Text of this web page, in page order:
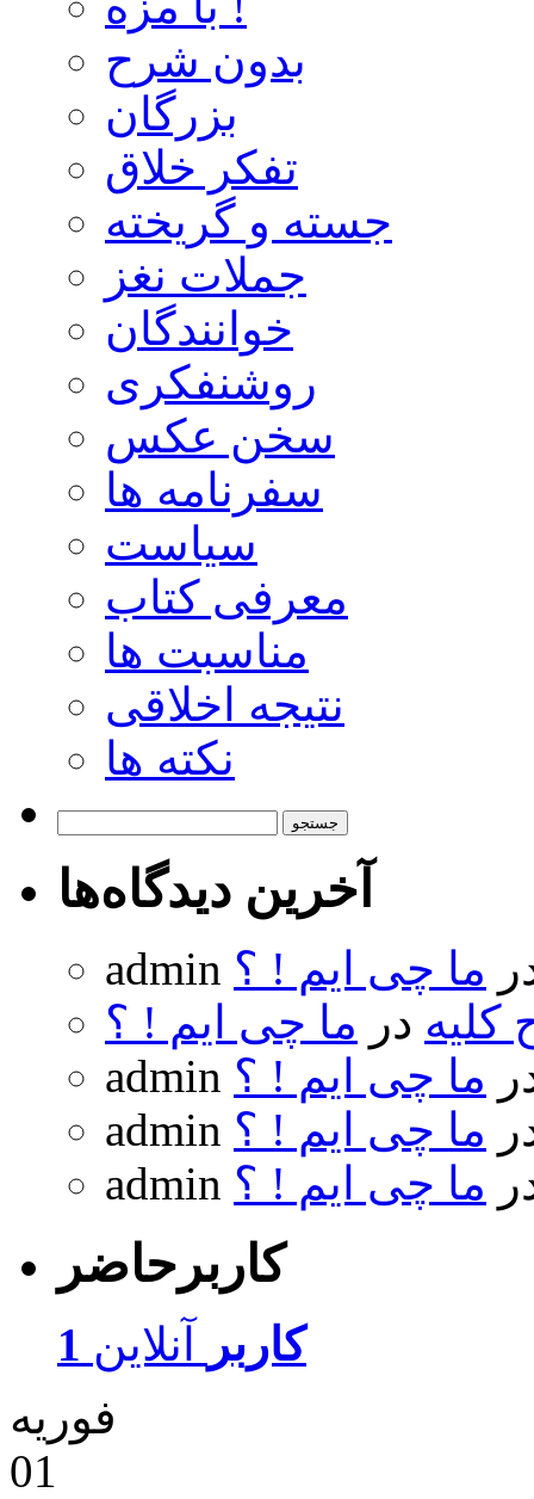
بدون شرح
بزرگان
تفکر خلاق
جسته و گریخته
جملات نغز
خوانندگان
روشنفکری
سخن عکس
سفرنامه ها
سیاست
معرفی کتاب
مناسبت ها
نتیجه اخلاقی
نکته ها
آخرین دیدگاه‌ها
admin ما چی ایم ! ؟
کلیه در ما چی ایم ! ؟
admin ما چی ایم ! ؟
admin ما چی ایم ! ؟
admin ما چی ایم ! ؟
کاربرحاضر
1 کاربر
آنلاین
فوریه
01